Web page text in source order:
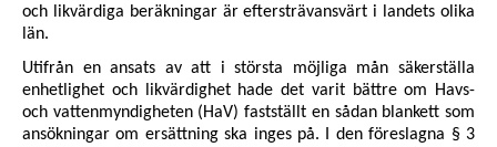
och likvärdiga beräkningar är eftersträvansvärt i landets olika
län.
Utifrån en ansats av att i största möjliga mån säkerställa
enhetlighet och likvärdighet hade det varit bättre om Havs-
och vattenmyndigheten (HaV) fastställt en sådan blankett som
ansökningar om ersättning ska inges på. I den föreslagna § 3